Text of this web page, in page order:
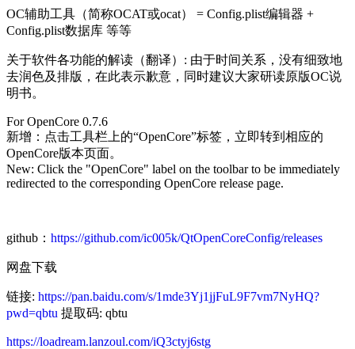
OC辅助工具（简称OCAT或ocat） = Config.plist编辑器 +
Config.plist数据库 等等
关于软件各功能的解读（翻译）: 由于时间关系，没有细致地
去润色及排版，在此表示歉意，同时建议大家研读原版OC说
明书。
For OpenCore 0.7.6
新增：点击工具栏上的“OpenCore”标签，立即转到相应的
OpenCore版本页面。
New: Click the "OpenCore" label on the toolbar to be immediately
redirected to the corresponding OpenCore release page.
github： https://github.com/ic005k/QtOpenCoreConfig/releases
网盘下载
链接: https://pan.baidu.com/s/1mde3Yj1jjFuL9F7vm7NyHQ?
pwd=qbtu 提取码: qbtu
https://loadream.lanzoul.com/iQ3ctyj6stg